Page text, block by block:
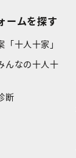
ームを探す
十人十家」
んなの十人十
断